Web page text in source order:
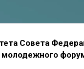
Совета